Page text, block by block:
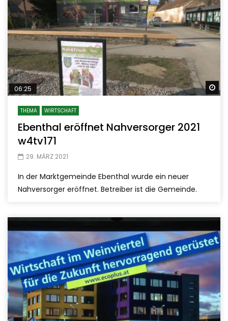
06:25
THEMA WIRTSCHAFT
Ebenthal eröffnet Nahversorger 2021
w4tv171
29. MÄRZ 2021
In der Marktgemeinde Ebenthal wurde ein neuer
Nahversorger eröffnet. Betreiber ist die Gemeinde.